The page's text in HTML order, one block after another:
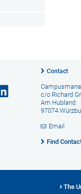
Contact
c/o Richard
Am Hubland
97074
Email
Find
The